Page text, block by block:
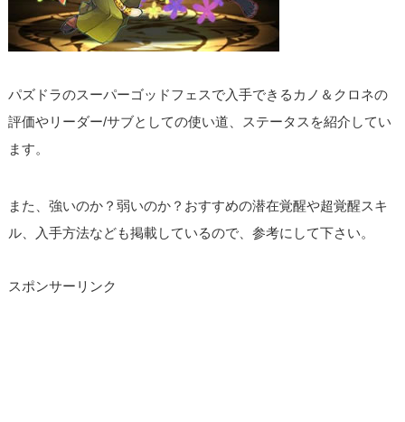
パズドラのスーパーゴッドフェスで入手できるカノ＆クロネの
評価やリーダー/サブとしての使い道、ステータスを紹介してい
ます。
また、強いのか？弱いのか？おすすめの潜在覚醒や超覚醒スキ
ル、入手方法なども掲載しているので、参考にして下さい。
スポンサーリンク